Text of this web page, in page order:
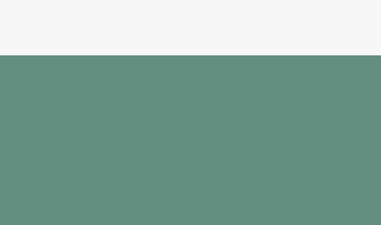
• Συμβάλει στην
• Παρέχει αντιφλεγμονώδη και